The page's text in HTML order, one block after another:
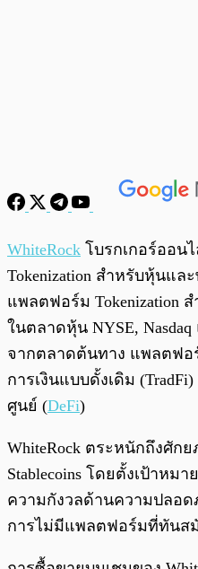
พร้อมเล่น
WhiteRock โบรกเกอร์ออน
Tokenization สำหรับหุ้นแล
แพลตฟอร์ม Tokenization
ในตลาดหุ้น NYSE,
จากตลาดต้นทาง แพลตฟอ
การเงินแบบดั้งเดิม
ศูนย์ (DeFi)
WhiteRock ตระหนักถึงศัก
Stablecoins โดยตั้งเป้าหม
ความกังวลด้านความปลอด
การไม่มีแพลตฟอร์มที่ทันส